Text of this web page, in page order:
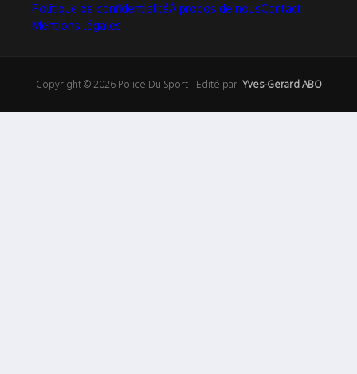
Politique de confidentialitéÀ propos de nousContact
Mentions légales
Copyright © 2026 Police Du Sport - Edité par Yves-Gerard ABO